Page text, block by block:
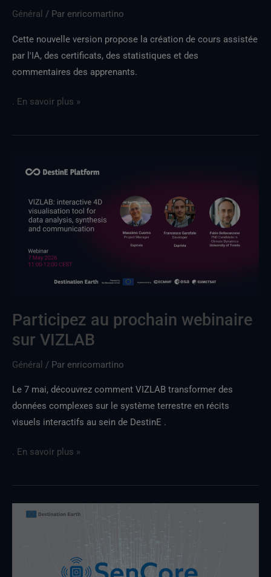
Général / Par enricomartino
Cette nouvelle version propose la création de cours assistée
par l'IA, des certificats, des statistiques et des
commentaires des apprenants.
. En savoir plus »
Participez au prochain webinaire
sur VIZLAB
Général / Par enricomartino
Le 7 mai, découvrez comment VIZLAB transformer des
données complexes sur le système terrestre en récits
visuels interactifs au sein de DestinE .
webinaire
. En savoir plus »